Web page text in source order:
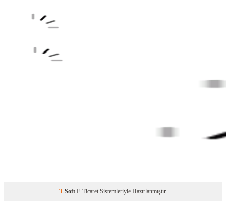
T-Soft E-Ticaret Sistemleriyle Hazırlanmıştır.